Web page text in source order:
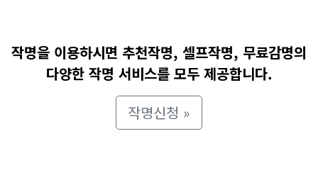
작명을 이용하시면 추천작명, 셀프작명, 무료감명의
다양한 작명 서비스를 모두 제공합니다.
작명신청 »